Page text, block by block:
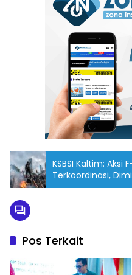
KSBSI Kaltim: Aksi
Terkoordinasi,
Pos Terkait